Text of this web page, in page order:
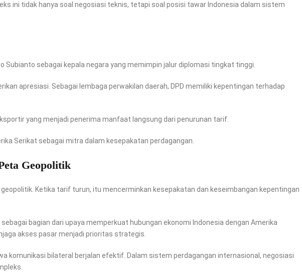
ini tidak hanya soal negosiasi teknis, tetapi soal posisi tawar Indonesia dalam sistem
Subianto sebagai kepala negara yang memimpin jalur diplomasi tingkat tinggi.
apresiasi. Sebagai lembaga perwakilan daerah, DPD memiliki kepentingan terhadap
yang menjadi penerima manfaat langsung dari penurunan tarif.
Serikat sebagai mitra dalam kesepakatan perdagangan.
Geopolitik
Ketika tarif turun, itu mencerminkan kesepakatan dan keseimbangan kepentingan
bagian dari upaya memperkuat hubungan ekonomi Indonesia dengan Amerika
akses pasar menjadi prioritas strategis.
komunikasi bilateral berjalan efektif. Dalam sistem perdagangan internasional, negosiasi